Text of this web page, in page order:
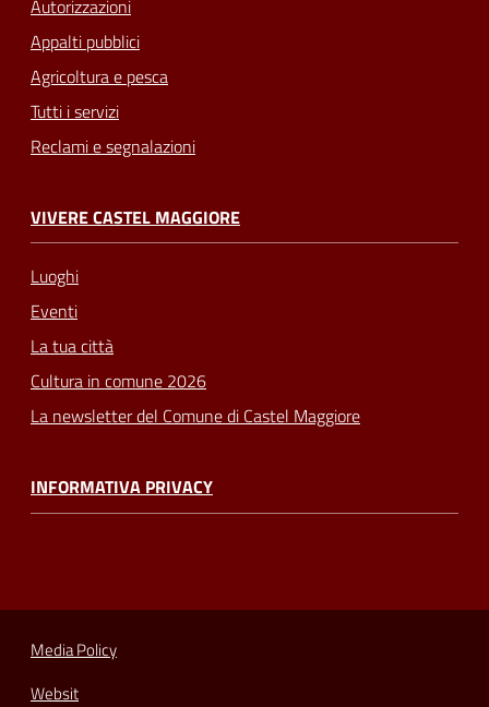
Autorizzazioni
Appalti pubblici
Agricoltura e pesca
Tutti i servizi
Reclami e segnalazioni
VIVERE CASTEL MAGGIORE
Luoghi
Eventi
La tua città
Cultura in comune 2026
La newsletter del Comune di Castel Maggiore
INFORMATIVA PRIVACY
Media Policy
Websit